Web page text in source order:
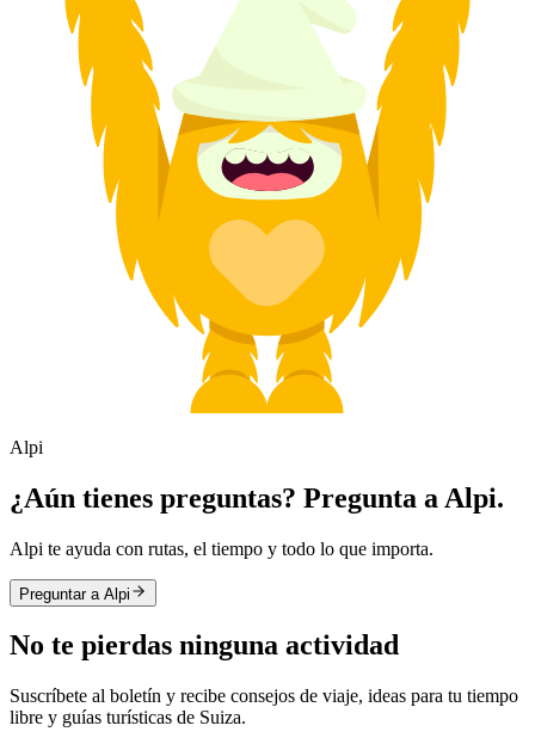
Alpi
¿Aún tienes preguntas? Pregunta a Alpi.
Alpi te ayuda con rutas, el tiempo y todo lo que importa.
Preguntar a Alpi
No te pierdas ninguna actividad
Suscríbete al boletín y recibe consejos de viaje, ideas para tu tiempo
libre y guías turísticas de Suiza.